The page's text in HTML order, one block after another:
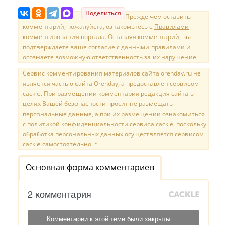
Поделиться Прежде чем оставить
комментарий, пожалуйста, ознакомьтесь с Правилами
комментирования портала. Оставляя комментарий, вы
подтверждаете ваше согласие с данными правилами и
осознаете возможную ответственность за их нарушение.
Сервис комментирования материалов сайта orenday.ru не
является частью сайта Orenday, а предоставлен сервисом
cackle. При размещении комментария редакция сайта в
целях Вашей безопасности просит не размещать
персональные данные, а при их размещении ознакомиться
с политикой конфиденциальности сервиса cackle, поскольку
обработка персональных данных осуществляется сервисом
cackle самостоятельно. *
Основная форма комментариев
2 комментария
Комментарии к этой теме были закрыты